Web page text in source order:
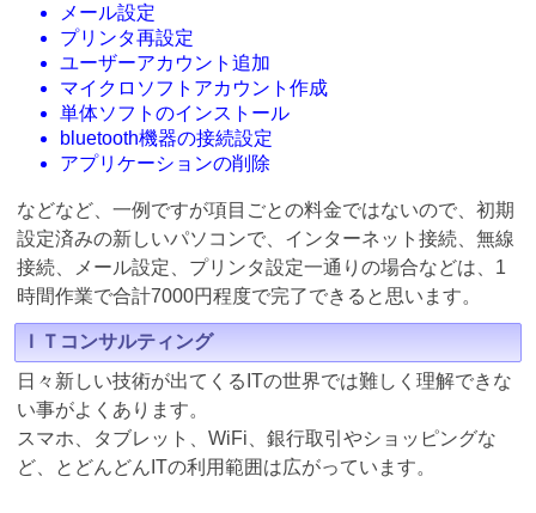
メール設定
プリンタ再設定
ユーザーアカウント追加
マイクロソフトアカウント作成
単体ソフトのインストール
bluetooth機器の接続設定
アプリケーションの削除
などなど、一例ですが項目ごとの料金ではないので、初期
設定済みの新しいパソコンで、インターネット接続、無線
接続、メール設定、プリンタ設定一通りの場合などは、1
時間作業で合計7000円程度で完了できると思います。
ＩＴコンサルティング
日々新しい技術が出てくるITの世界では難しく理解できな
い事がよくあります。
スマホ、タブレット、WiFi、銀行取引やショッピングな
ど、とどんどんITの利用範囲は広がっています。